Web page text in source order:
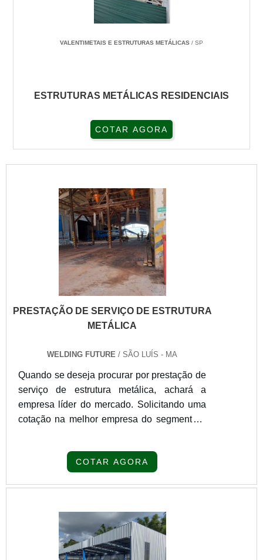
VALENTIMETAIS E ESTRUTURAS METÁLICAS / SP
ESTRUTURAS METÁLICAS RESIDENCIAIS
COTAR AGORA
PRESTAÇÃO DE SERVIÇO DE ESTRUTURA
METÁLICA
WELDING FUTURE / SÃO LUÍS - MA
Quando se deseja procurar por prestação de
serviço de estrutura metálica, achará a
empresa líder do mercado. Solicitando uma
cotação na melhor empresa do segmento e
de serviço de estrutura metálica, com a
serviços e treinamentos.MAIS SOBRE
PRESTAÇÃO DE SERVIÇO DE
ESTRUTURA METÁLICAA Welding Future
COTAR AGORA